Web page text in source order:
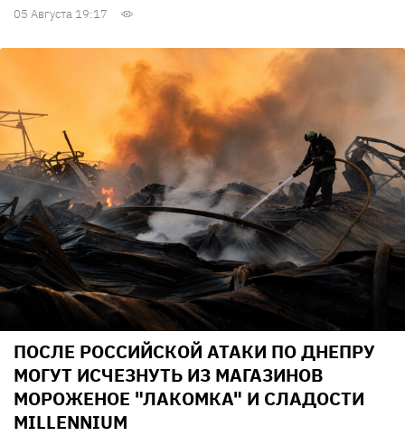
05 Августа 19:17
ПОСЛЕ РОССИЙСКОЙ АТАКИ ПО ДНЕПРУ
МОГУТ ИСЧЕЗНУТЬ ИЗ МАГАЗИНОВ
МОРОЖЕНОЕ "ЛАКОМКА" И СЛАДОСТИ
MILLENNIUM